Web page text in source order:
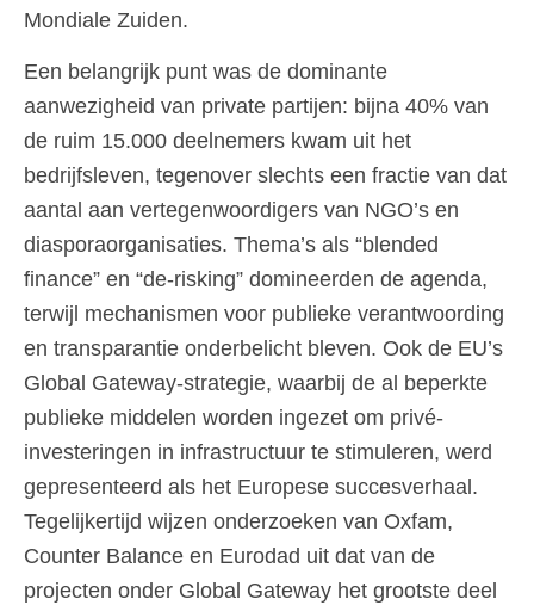
Mondiale Zuiden.
Een belangrijk punt was de dominante
aanwezigheid van private partijen: bijna 40% van
de ruim 15.000 deelnemers kwam uit het
bedrijfsleven, tegenover slechts een fractie van dat
aantal aan vertegenwoordigers van NGO’s en
diasporaorganisaties. Thema’s als “blended
finance” en “de-risking” domineerden de agenda,
terwijl mechanismen voor publieke verantwoording
en transparantie onderbelicht bleven. Ook de EU’s
Global Gateway-strategie, waarbij de al beperkte
publieke middelen worden ingezet om privé-
investeringen in infrastructuur te stimuleren, werd
gepresenteerd als het Europese succesverhaal.
Tegelijkertijd wijzen onderzoeken van Oxfam,
Counter Balance en Eurodad uit dat van de
projecten onder Global Gateway het grootste deel